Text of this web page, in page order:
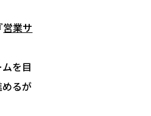
営業サ
を目
るが